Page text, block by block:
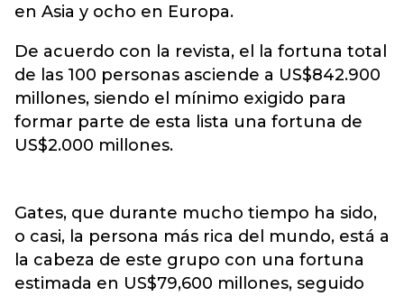
en Asia y ocho en Europa.
De acuerdo con la revista, el la fortuna total
de las 100 personas asciende a US$842.900
millones, siendo el mínimo exigido para
formar parte de esta lista una fortuna de
US$2.000 millones.
Gates, que durante mucho tiempo ha sido,
o casi, la persona más rica del mundo, está a
la cabeza de este grupo con una fortuna
estimada en US$79,600 millones, seguido